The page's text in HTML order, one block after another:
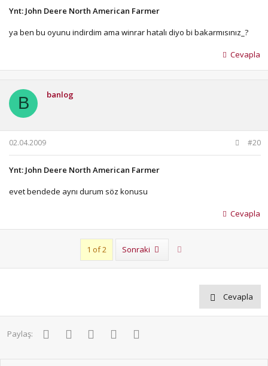
Ynt: John Deere North American Farmer
ya ben bu oyunu indirdim ama winrar hatalı diyo bi bakarmısınız_?
Cevapla
B banlog
02.04.2009 #20
Ynt: John Deere North American Farmer
evet bendede aynı durum söz konusu
Cevapla
1 of 2 Sonraki
Cevapla
Paylaş: FacebookTwitter PinterestWhatsApp